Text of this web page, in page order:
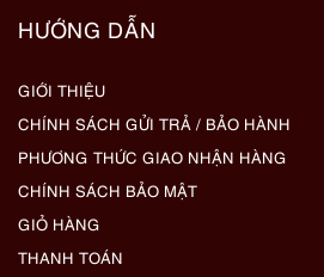
HƯỚNG DẪN
GIỚI THIỆU
CHÍNH SÁCH GỬI TRẢ / BẢO HÀNH
PHƯƠNG THỨC GIAO NHẬN HÀNG
CHÍNH SÁCH BẢO MẬT
GIỎ HÀNG
THANH TOÁN